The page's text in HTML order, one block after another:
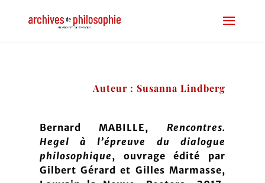
Auteur : Susanna Lindberg
Bernard MABILLE, Rencontres.
Hegel à l’épreuve du dialogue
philosophique, ouvrage édité par
Gilbert Gérard et Gilles Marmasse,